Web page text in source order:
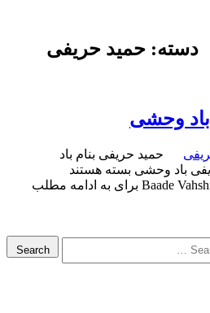
دسته: حمید حریفی
وحشی
باد وحشی بسته هستند
حمید حریفی بنام باد
وحشی با بالاترین کیفیت – Baade Vahshi برای به ادامه مطلب
Search